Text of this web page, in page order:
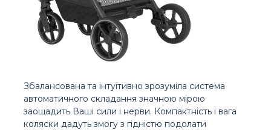
Збалансована та інтуїтивно зрозуміла система
автоматичного складання значною мірою
заощадить Ваші сили і нерви. Компактність і вага
коляски дадуть змогу з гідністю подолати